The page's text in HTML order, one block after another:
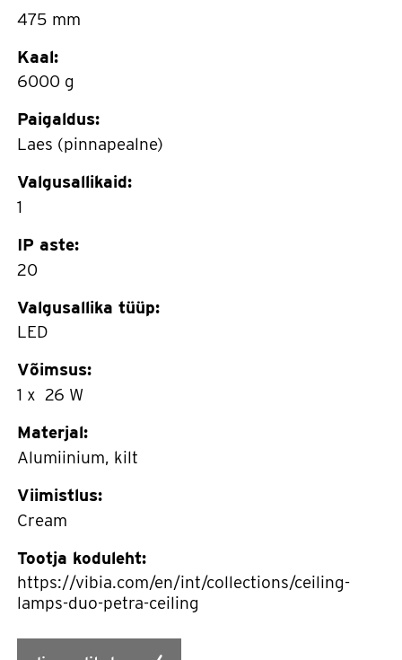
475 mm
Kaal:
6000 g
Paigaldus:
Laes (pinnapealne)
Valgusallikaid:
1
IP aste:
20
Valgusallika tüüp:
LED
Võimsus:
1 x 26 W
Materjal:
Alumiinium, kilt
Viimistlus:
Cream
Tootja koduleht:
https://vibia.com/en/int/collections/ceiling-
lamps-duo-petra-ceiling